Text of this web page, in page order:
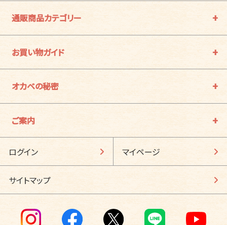
通販商品カテゴリー
お買い物ガイド
オカベの秘密
ご案内
ログイン マイページ
サイトマップ